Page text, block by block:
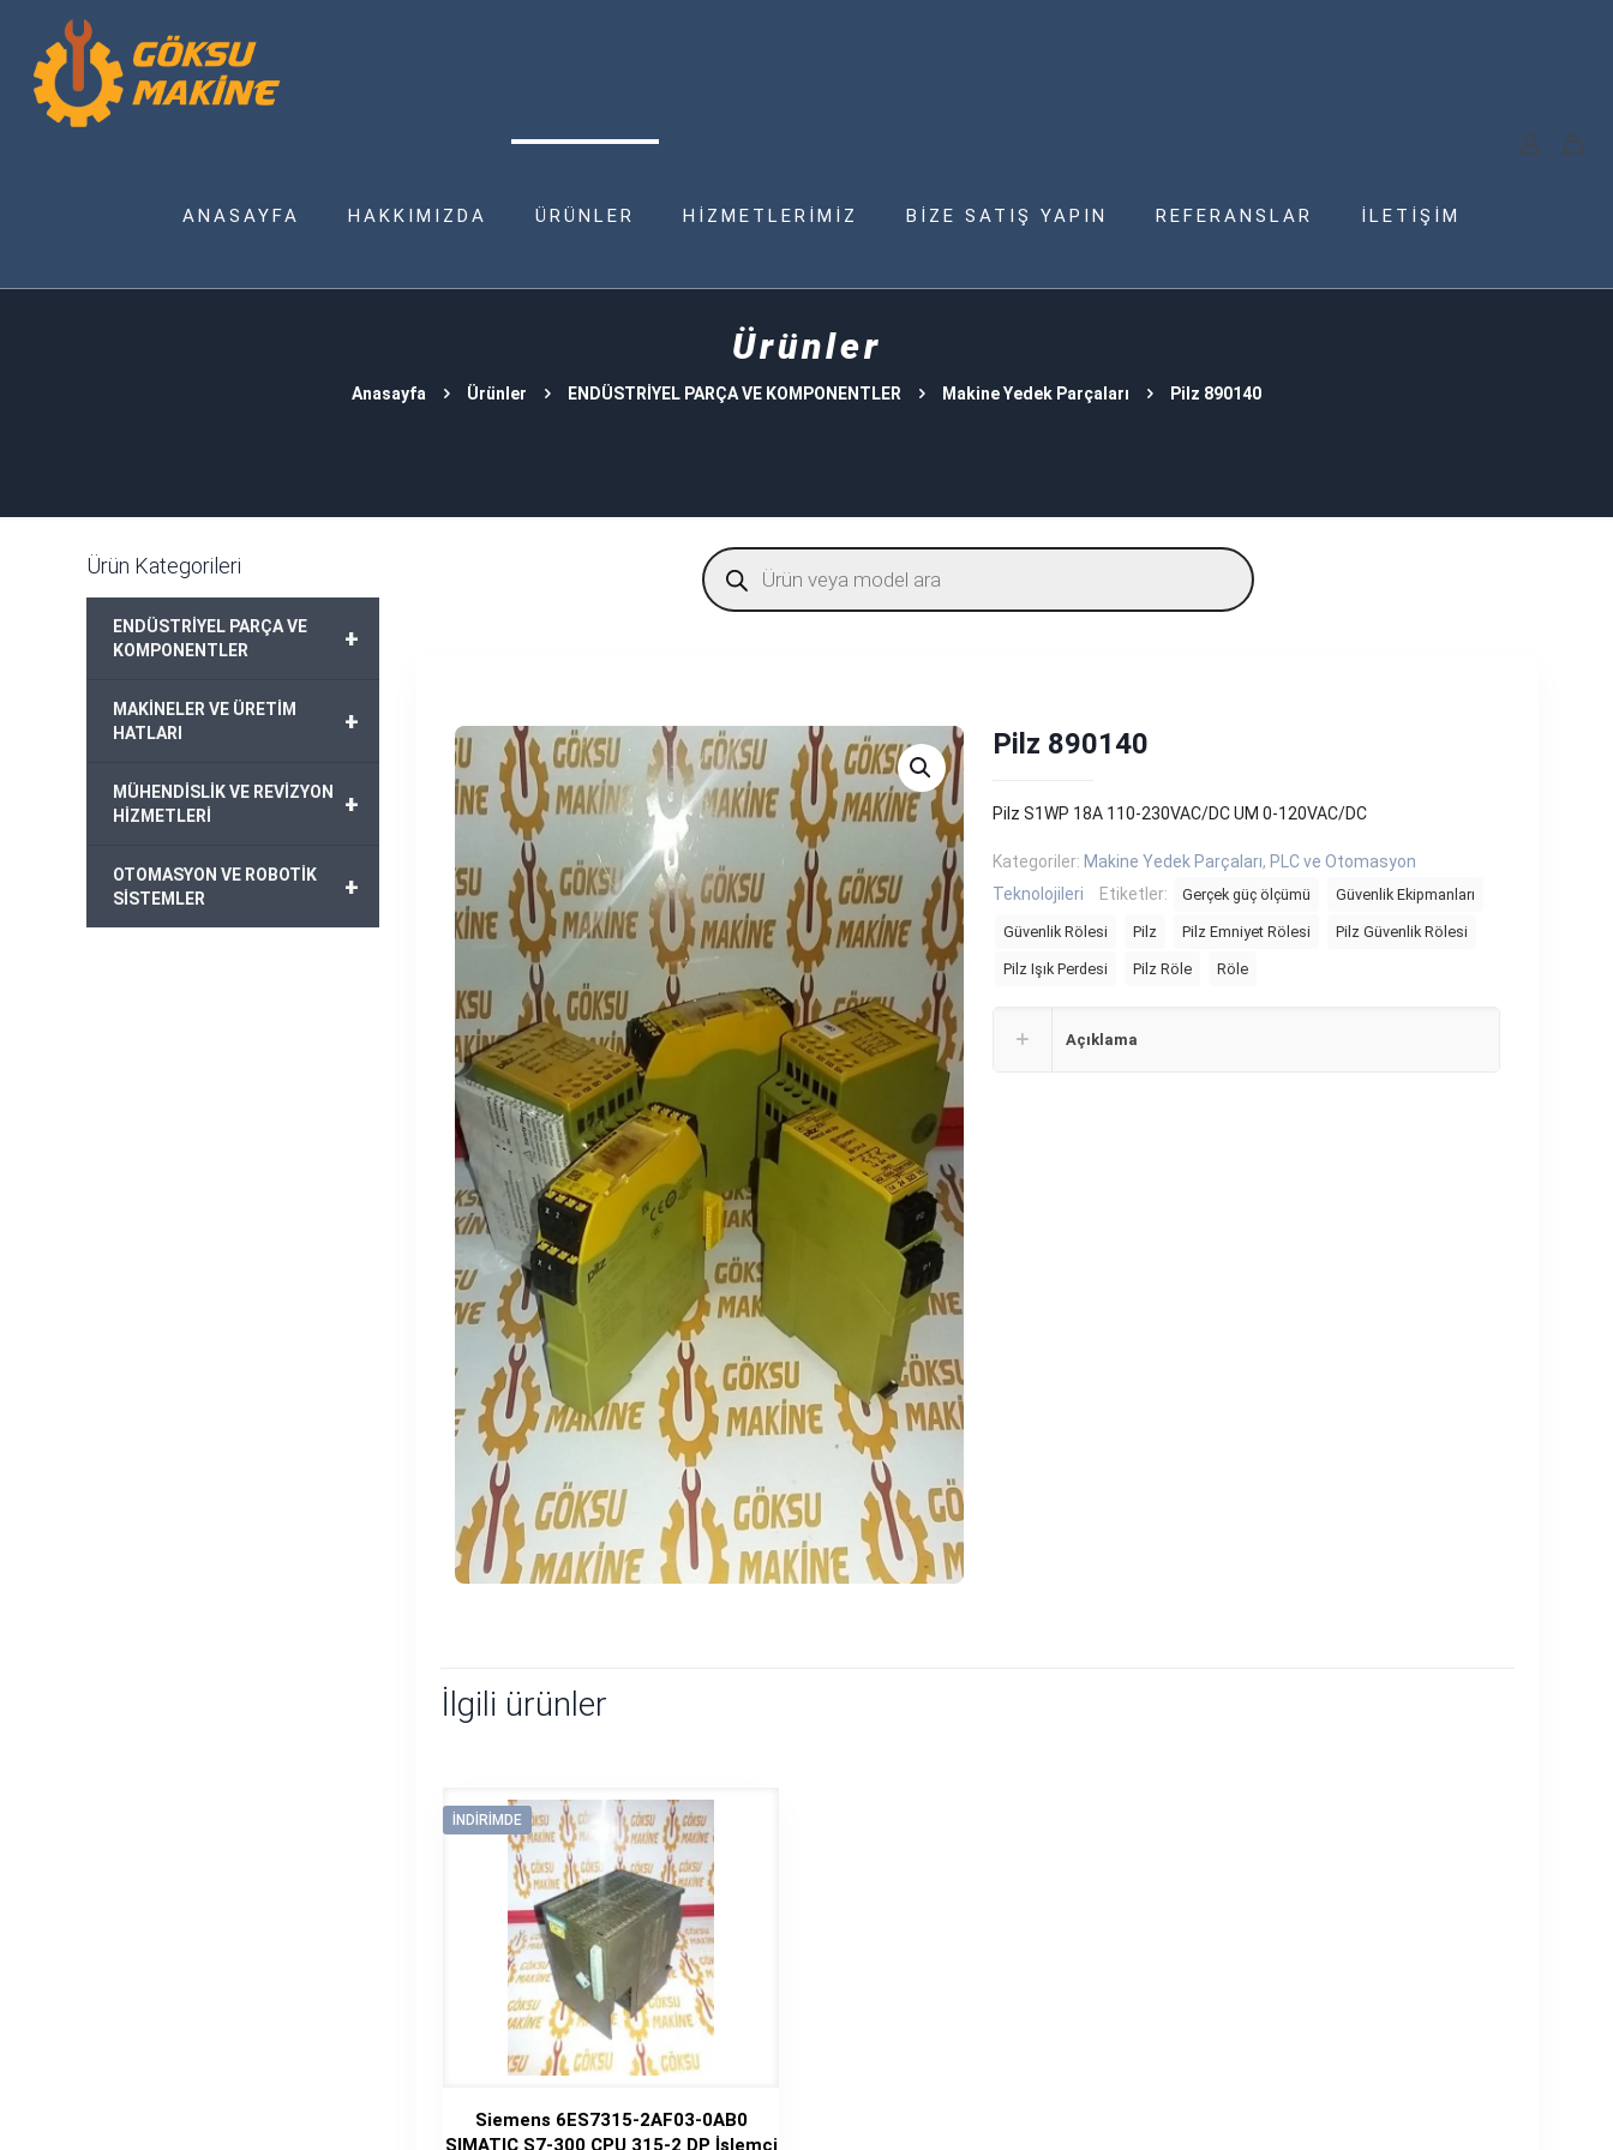
ANASAYFA HAKKIMIZDA ÜRÜNLER HİZMETLERİMİZ BİZE SATIŞ YAPIN REFERANSLAR İLETİŞİM
Ürünler
Anasayfa Ürünler ENDÜSTRİYEL PARÇA VE KOMPONENTLER Makine Yedek Parçaları Pilz 890140
Products
search
Pilz 890140
Pilz S1WP 18A 110-230VAC/DC UM 0-120VAC/DC
Kategoriler: Makine Yedek Parçaları, PLC ve Otomasyon
Teknolojileri
Etiketler: Gerçek güç ölçümü Güvenlik Ekipmanları
Güvenlik Rölesi Pilz Pilz Emniyet Rölesi Pilz Güvenlik Rölesi
Pilz Işık Perdesi Pilz Röle Röle
Açıklama
İlgili ürünler
İNDIRIMDE
Siemens 6ES7315-2AF03-0AB0
SIMATIC S7-300 CPU 315-2 DP İşlemci
Ürün Kategorileri
+
ENDÜSTRİYEL PARÇA VE
KOMPONENTLER
+
MAKİNELER VE ÜRETİM
HATLARI
+
MÜHENDİSLİK VE REVİZYON
HİZMETLERİ
+
OTOMASYON VE ROBOTİK
SİSTEMLER